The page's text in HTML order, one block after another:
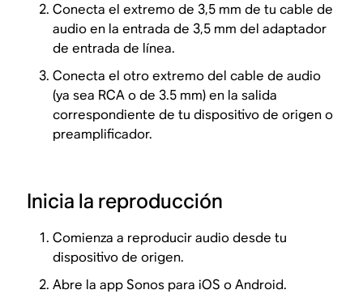
Conecta el extremo de 3,5 mm de tu cable de
audio en la entrada de 3,5 mm del adaptador
de entrada de línea.
Conecta el otro extremo del cable de audio
(ya sea RCA o de 3.5 mm) en la salida
correspondiente de tu dispositivo de origen o
preamplificador.
Inicia la reproducción
Comienza a reproducir audio desde tu
dispositivo de origen.
Abre la app Sonos para iOS o Android.